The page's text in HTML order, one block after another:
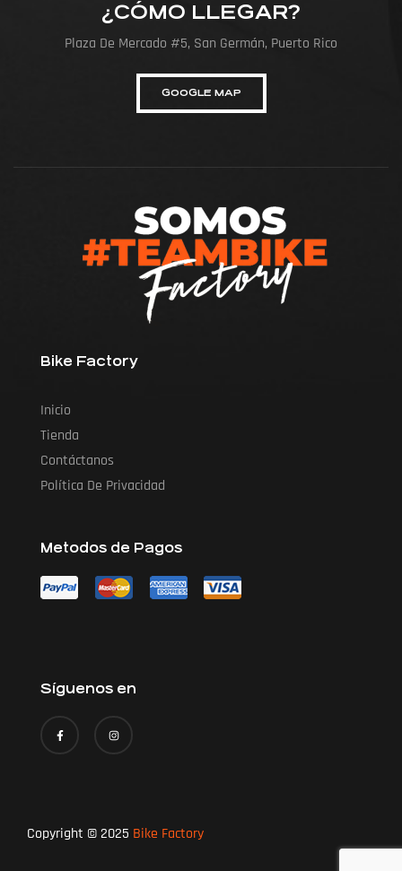
¿CÓMO LLEGAR?
Plaza De Mercado #5, San Germán, Puerto Rico
GOOGLE MAP
Bike Factory
Inicio
Tienda
Contáctanos
Política De Privacidad
Metodos de Pagos
Síguenos en
Copyright © 2025 Bike Factory